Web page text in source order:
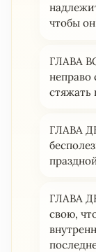
чтобы
ГЛАВА
неправо
стяжать
ГЛАВА
ГЛАВА
свою,